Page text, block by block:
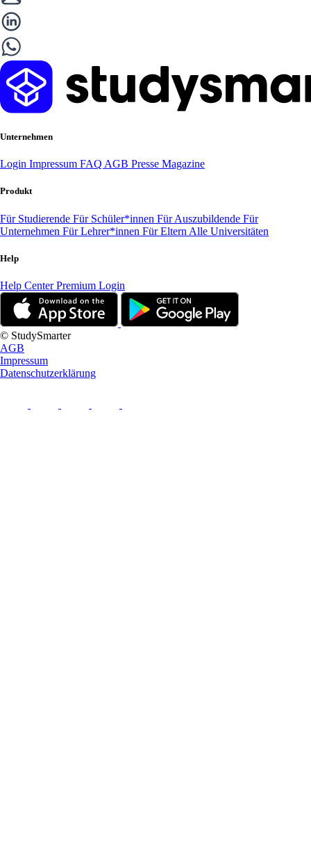
Unternehmen
Login Impressum FAQ AGB Presse Magazine
Produkt
Für Studierende Für Schüler*innen Für Auszubildende Für
Unternehmen Für Lehrer*innen Für Eltern Alle Universitäten
Help
Help CenterPremium Login
© StudySmarter
AGB
Impressum
Datenschutzerklärung